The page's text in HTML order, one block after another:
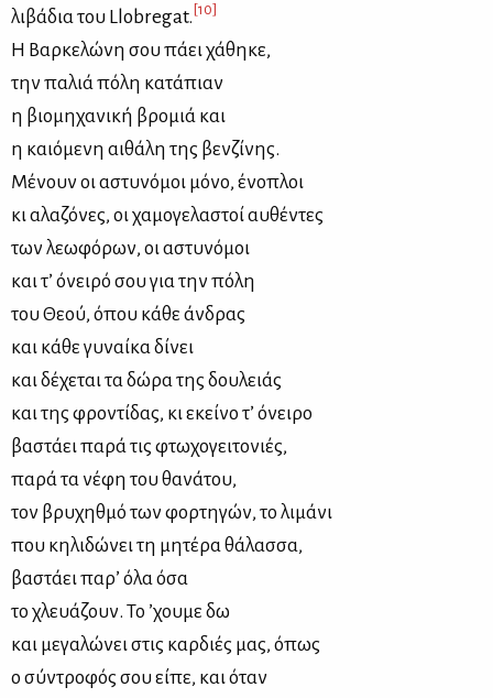
λι­βά­δια του Llobregat. [10]
Η Βαρ­κε­λώ­νη σου πά­ει χά­θη­κε,
την πα­λιά πό­λη κα­τά­πιαν
η βιο­μη­χα­νι­κή βρο­μιά και
η καιό­με­νη αι­θά­λη της βεν­ζί­νης.
Μέ­νουν οι αστυ­νό­μοι μό­νο, ένο­πλοι
κι αλα­ζό­νες, οι χα­μο­γε­λα­στοί αυ­θέ­ντες
των λε­ω­φό­ρων, οι αστυ­νό­μοι
και τ’ όνει­ρό σου για την πό­λη
του Θε­ού, όπου κά­θε άν­δρας
και κά­θε γυ­ναί­κα δί­νει
και δέ­χε­ται τα δώ­ρα της δου­λειάς
και της φρο­ντί­δας, κι εκεί­νο τ’ όνει­ρο
βα­στά­ει πα­ρά τις φτω­χο­γει­το­νιές,
πα­ρά τα νέ­φη του θα­νά­του,
τον βρυ­χηθ­μό των φορ­τη­γών, το λι­μά­νι
που κη­λι­δώ­νει τη μη­τέ­ρα θά­λασ­σα,
βα­στά­ει πα­ρ’ όλα όσα
το χλευά­ζουν. Το ’χου­με δω
και με­γα­λώ­νει στις καρ­διές μας, όπως
ο σύ­ντρο­φός σου εί­πε, και όταν